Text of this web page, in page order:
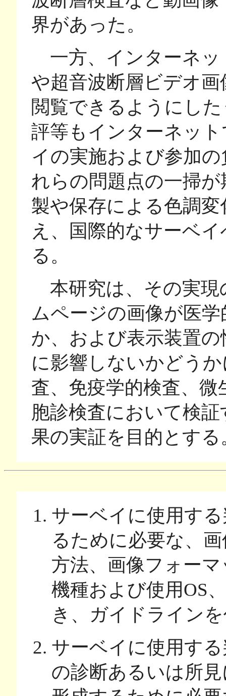
界があった。
一方、インターネッ
や超音波断層ビデオ
閲覧できるようにし
評等もインターネッ
イの実施および参加
れらの問題点の一掃
製や保存による色調
え、国際的なサーベ
る。
本研究は、その実現
ムページの画像が医
か、および表示装置
に影響しないかどう
査、免疫学的検査、
胞診検査において検
果の実証を目的とする
サーベイに使用す
るために必要な、
方法、画像フォー
機種および使用OS
き、ガイドライン
サーベイに使用す
の診断あるいは所